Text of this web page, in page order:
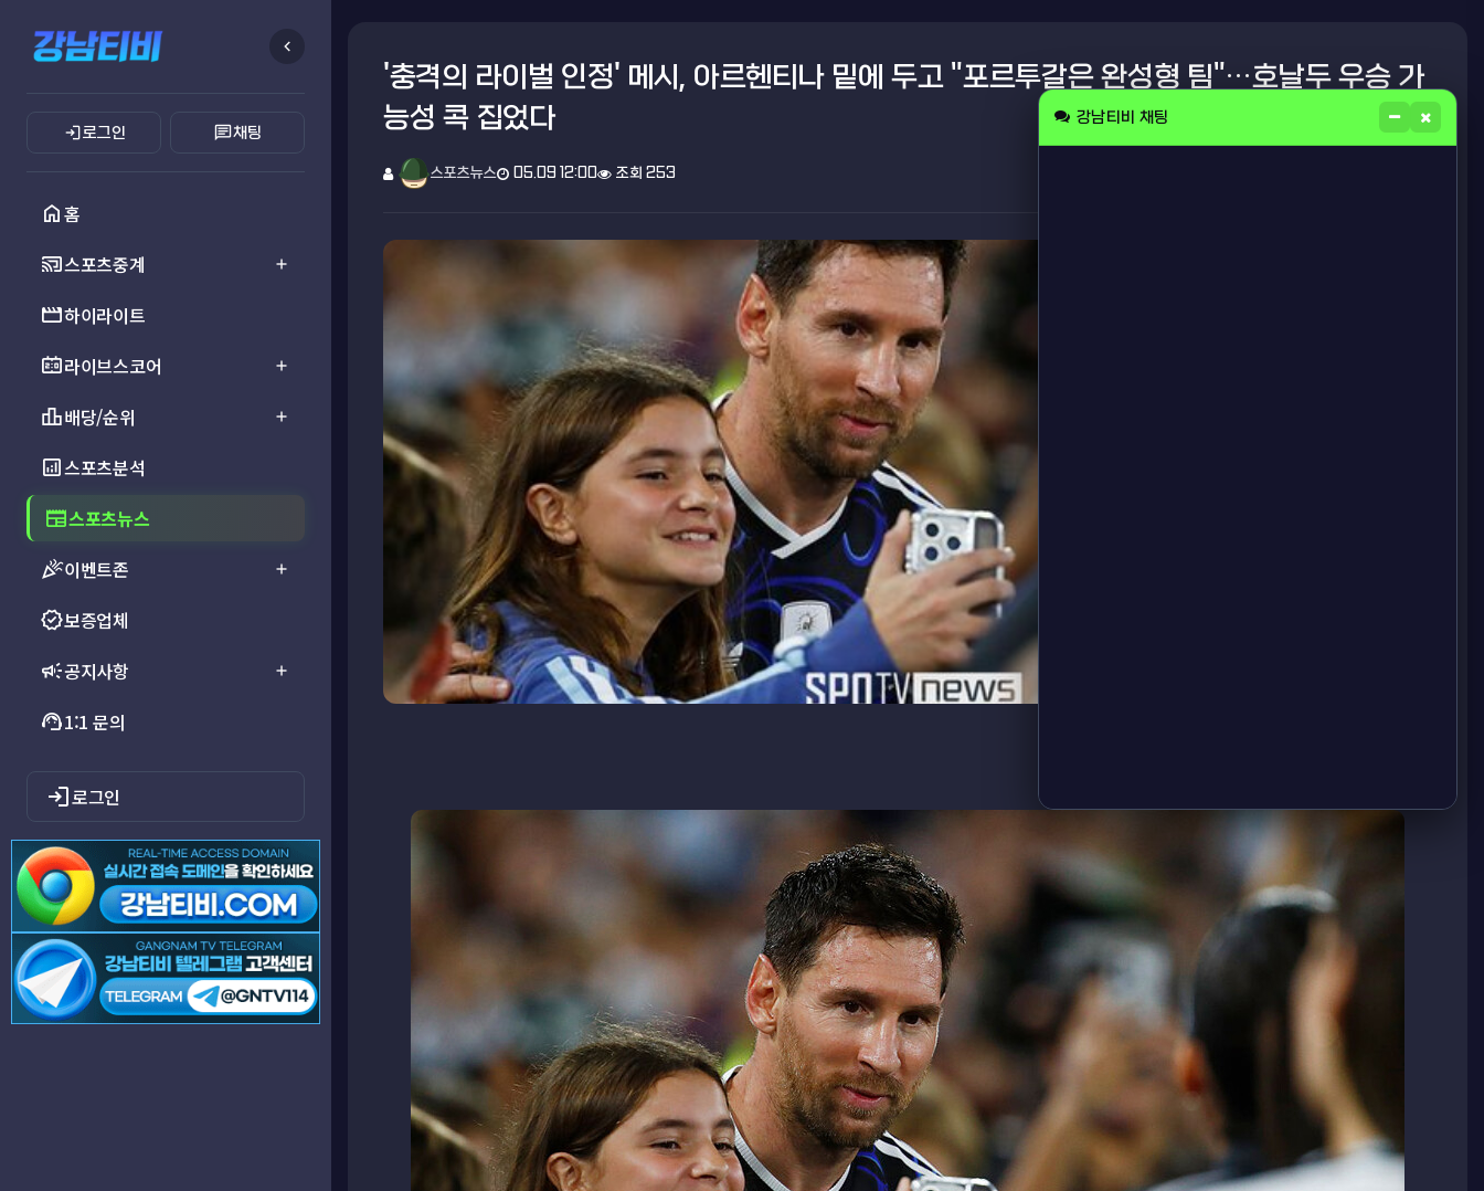
chevron_left
login로그인 chat채팅
home홈
cast_connected스포츠중계 add
movie하이라이트
scoreboard라이브스코어 add
leaderboard배당/순위 add
analytics스포츠분석
newspaper스포츠뉴스
celebration이벤트존 add
verified보증업체
campaign공지사항 add
support_agent1:1 문의
login로그인
'충격의 라이벌 인정' 메시, 아르헨티나 밑에 두고 "포르투갈은 완성형 팀"…호날두 우승 가
능성 콕 집었다
스포츠뉴스 05.09 12:00 조회 253
강남티비 채팅